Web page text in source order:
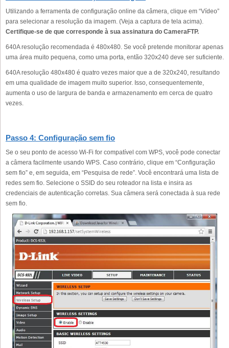
Utilizando a ferramenta de configuração online da câmera, clique em “Vídeo”
para selecionar a resolução da imagem. (Veja a captura de tela acima).
Certifique-se de que corresponde à sua assinatura do CameraFTP.
640A resolução recomendada é 480x480. Se você pretende monitorar apenas
uma área muito pequena, como uma porta, então 320x240 deve ser suficiente.
640A resolução 480x480 é quatro vezes maior que a de 320x240, resultando
em uma qualidade de imagem muito superior. Isso, consequentemente,
aumenta o uso de largura de banda e armazenamento em cerca de quatro
vezes.
Passo 4: Configuração sem fio
Se o seu ponto de acesso Wi-Fi for compatível com WPS, você pode conectar
a câmera facilmente usando WPS. Caso contrário, clique em “Configuração
sem fio” e, em seguida, em “Pesquisa de rede”. Você encontrará uma lista de
redes sem fio. Selecione o SSID do seu roteador na lista e insira as
credenciais de autenticação corretas. Sua câmera será conectada à sua rede
sem fio.